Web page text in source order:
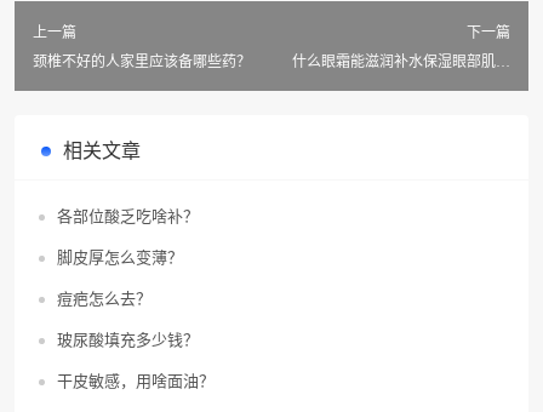
上一篇
颈椎不好的人家里应该备哪些药？
下一篇
什么眼霜能滋润补水保湿眼部肌肤
相关文章
各部位酸乏吃啥补？
脚皮厚怎么变薄？
痘疤怎么去？
玻尿酸填充多少钱？
干皮敏感，用啥面油？